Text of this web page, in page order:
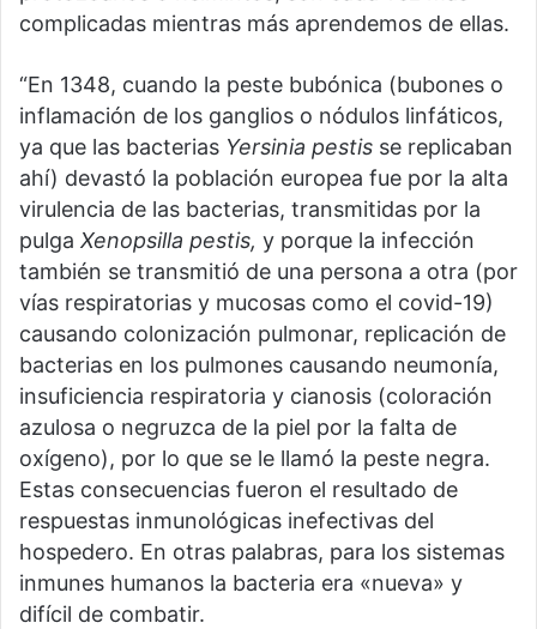
complicadas mientras más aprendemos de ellas.
“En 1348, cuando la peste bubónica (bubones o
inflamación de los ganglios o nódulos linfáticos,
ya que las bacterias Yersinia pestis se replicaban
ahí) devastó la población europea fue por la alta
virulencia de las bacterias, transmitidas por la
pulga Xenopsilla pestis, y porque la infección
también se transmitió de una persona a otra (por
vías respiratorias y mucosas como el covid-19)
causando colonización pulmonar, replicación de
bacterias en los pulmones causando neumonía,
insuficiencia respiratoria y cianosis (coloración
azulosa o negruzca de la piel por la falta de
oxígeno), por lo que se le llamó la peste negra.
Estas consecuencias fueron el resultado de
respuestas inmunológicas inefectivas del
hospedero. En otras palabras, para los sistemas
inmunes humanos la bacteria era «nueva» y
difícil de combatir.